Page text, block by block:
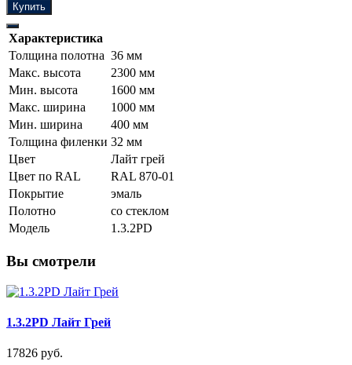
Купить
Характеристика
Толщина полотна 36 мм
Макс. высота
2300 мм
Мин. высота
1600 мм
Макс. ширина
1000 мм
Мин. ширина
400 мм
Толщина филенки 32 мм
Цвет
Лайт грей
Цвет по RAL
RAL 870-01
Покрытие
эмаль
Полотно
со стеклом
Модель
1.3.2PD
Вы смотрели
1.3.2PD Лайт Грей
17826 руб.